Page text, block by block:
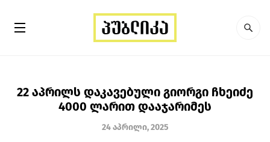
22 აპრილს დაკავებული გიორგი ჩხეიძე
4000 ლარით დააჯარიმეს
24 აპრილი, 2025